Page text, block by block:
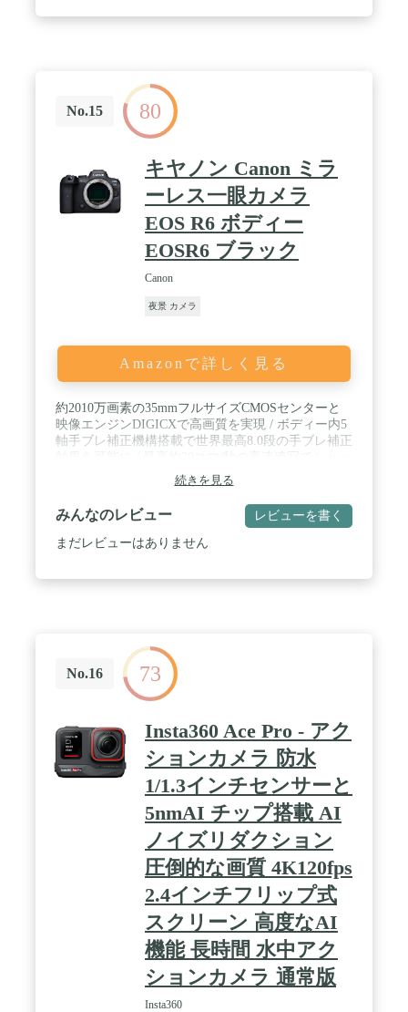
PD-Eにより、カメラ内に置いたままバッテリーを簡
単に充電できます。 / 鮮やかなLEDスクリーン:汚れ
防止コーティングされたLCDスクリーンにより、画
像をはっきりと見ることができ、ショットプランニ
ングを改善します。 / コンパクトで軽量: EOS R10カ
メラは、快適でしっかりとしたグリップで扱いやす
いように作られています。さらに、軽量でコンパク
トなサイズで、カメラバッグに便利に収まり、あら
ゆる冒険に持っていくことができます。 / 商品内
容:EOS R10カメラ本体、ストラップER-EOSR10、
バッテリー充電器LC-E17、バッテリーパックLP-
E17、バッテリーパックカバー、RF-S18-150mm
ズダストキャップRF、シューズカバー
No.15 80
キヤノン Canon ミラ
ーレス一眼カメラ
EOS R6 ボディー
EOSR6 ブラック
Canon
夜景 カメラ
Amazonで詳しく見る
約2010万画素の35mmフルサイズCMOSセンターと
映像エンジンDIGICXで高画質を実現 / ボディー内5
軸手ブレ補正機構搭載で世界最高8.0段の手ブレ補正
ターチャンスを逃さない / 進化した高速・高精度AF
に測距エリアの拡大で意図したピント合わせが可能
/ 4K/60P動画撮影でEOSムービーの表現力の拡大を
実現
続きを見る
みんなのレビュー レビューを書く
まだレビューはありません
No.16 73
Insta360 Ace Pro - アク
ションカメラ 防水
1/1.3インチセンサーと
5nmAI チップ搭載 AI
ノイズリダクション
圧倒的な画質 4K120fps
2.4インチフリップ式
スクリーン 高度なAI
機能 長時間 水中アク
ションカメラ 通常版
Insta360